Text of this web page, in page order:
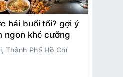
hải buổi tối? gợi ý
ngon khó cưỡng
Thành Phố Hồ Chí